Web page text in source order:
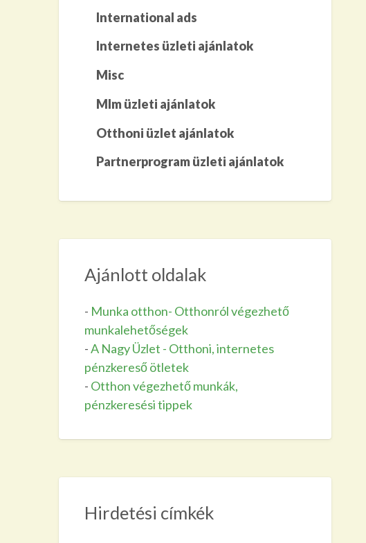
International ads
Internetes üzleti ajánlatok
Misc
Mlm üzleti ajánlatok
Otthoni üzlet ajánlatok
Partnerprogram üzleti ajánlatok
Ajánlott oldalak
- Munka otthon- Otthonról végezhető
munkalehetőségek
-A Nagy Üzlet - Otthoni, internetes
pénzkereső ötletek
- Otthon végezhető munkák,
pénzkeresési tippek
Hirdetési címkék